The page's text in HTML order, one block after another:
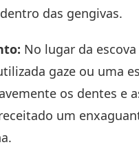
das gengivas.
No lugar da
gaze ou uma
os dentes e
um